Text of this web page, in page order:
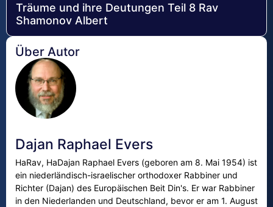
Träume und ihre Deutungen Teil 8 Rav
Shamonov Albert
Über Autor
Dajan Raphael Evers
HaRav, HaDajan Raphael Evers (geboren am 8. Mai 1954) ist
ein niederländisch-israelischer orthodoxer Rabbiner und
Richter (Dajan) des Europäischen Beit Din's. Er war Rabbiner
in den Niederlanden und Deutschland, bevor er am 1. August